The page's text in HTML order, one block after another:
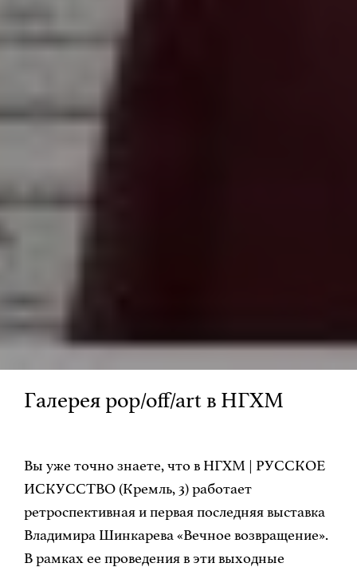
Галерея pop/off/art в НГХМ
Вы уже точно знаете, что в НГХМ | РУССКОЕ
ИСКУССТВО (Кремль, 3) работает
ретроспективная и первая последняя выставка
Владимира Шинкарева «Вечное возвращение».
В рамках ее проведения в эти выходные